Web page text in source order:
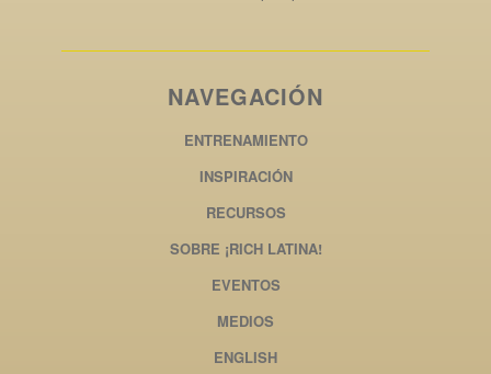
NAVEGACIÓN
ENTRENAMIENTO
INSPIRACIÓN
RECURSOS
SOBRE ¡RICH LATINA!
EVENTOS
MEDIOS
ENGLISH